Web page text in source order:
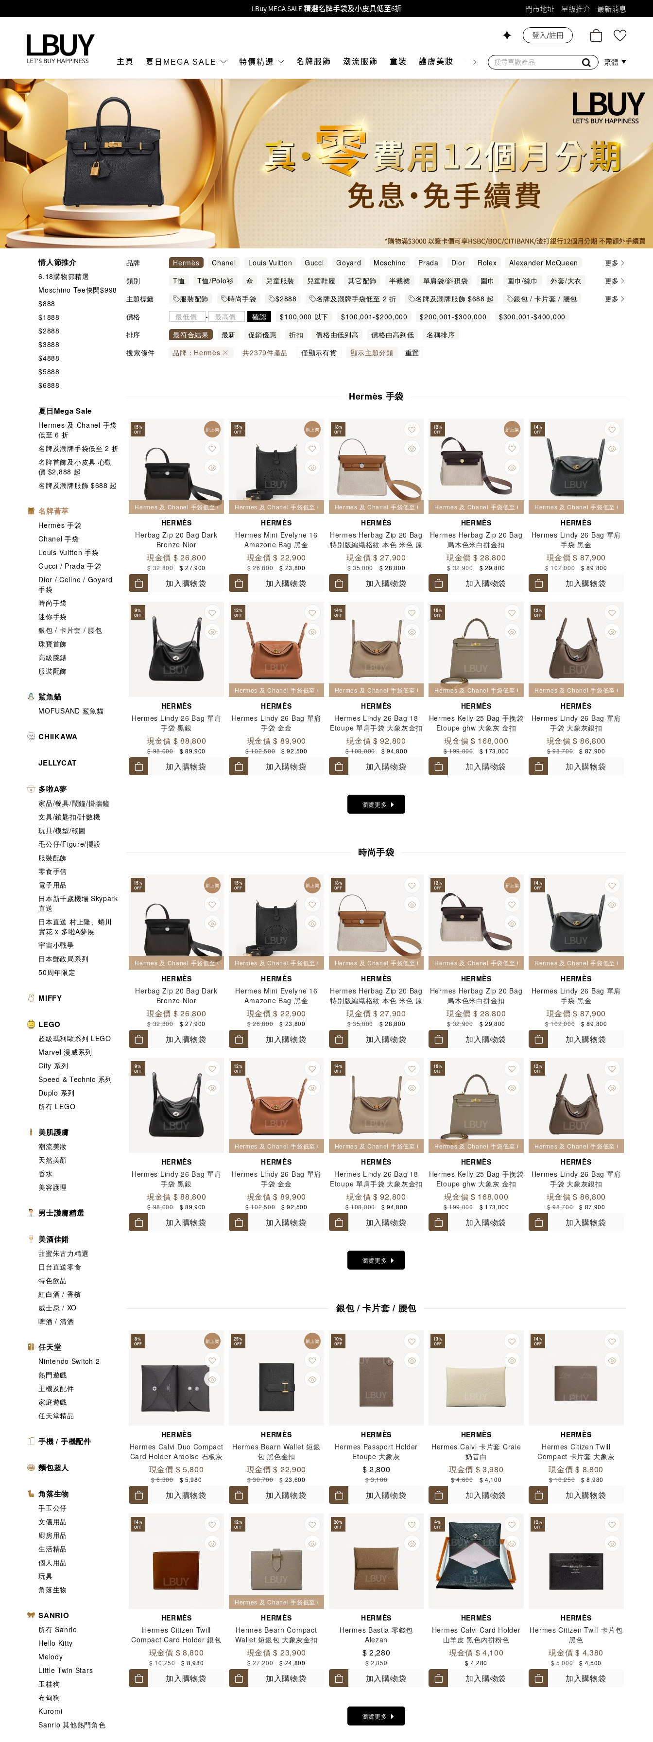
Goyard Hobo / Hobo Mini人氣限量特別版限時原價低至75折!
MOKO 1樓175號鋪旗艦店特設名牌Hermès、CHANEL及LV專區！
重要通告：銀行轉帳及轉數快付款注意事項
購物滿HKD500即享免運費！
LBuy獲香港知識產權署頒發2026《正版正貨承諾》商標
LBuy MEGA SALE 精選名牌手袋及小皮具低至6折
門市地址 星級推介 最新消息
主頁 夏日MEGA SALE 特價精選 名牌服飾 潮流服飾 童裝 護膚美妝 香水香薰 個人護理 母嬰護理 遊戲及精品
登入/註冊
繁體
情人節推介
6.18購物節精選
Moschino Tee快閃$998
$888
$1888
$2888
$3888
$4888
$5888
$6888
夏日Mega Sale
Hermes 及 Chanel 手袋
低至 6 折
名牌及潮牌手袋低至 2 折
名牌首飾及小皮具 心動
價 $2,888 起
名牌及潮牌服飾 $688 起
名牌薈萃
Hermès 手袋
Chanel 手袋
Louis Vuitton 手袋
Gucci / Prada 手袋
Dior / Celine / Goyard
手袋
時尚手袋
迷你手袋
銀包 / 卡片套 / 腰包
珠寶首飾
高級腕錶
服裝配飾
鯊魚貓
MOFUSAND 鯊魚貓
CHIIKAWA
JELLYCAT
多啦A夢
家品/餐具/鬧鐘/掛牆鐘
文具/鎖匙扣/計數機
玩具/模型/砌圖
毛公仔/Figure/擺設
服裝配飾
零食手信
電子用品
日本新千歲機場 Skypark
直送
日本直送 村上隆、蜷川
實花 x 多啦A夢展
宇宙小戰爭
日本郵政局系列
50周年限定
MIFFY
LEGO
超級瑪利歐系列 LEGO
Marvel 漫威系列
City 系列
Speed & Technic 系列
Duplo 系列
所有 LEGO
美肌護膚
潮流美妝
天然美顏
香水
美容護理
男士護膚精選
美酒佳餚
甜蜜朱古力精選
日台直送零食
特色飲品
紅白酒 / 香檳
威士忌 / XO
啤酒 / 清酒
任天堂
Nintendo Switch 2
熱門遊戲
主機及配件
家庭遊戲
任天堂精品
手機 / 手機配件
麵包超人
角落生物
手玉公仔
文儀用品
廚房用品
生活精品
個人用品
玩具
角落生物
SANRIO
所有 Sanrio
Hello Kitty
Melody
Little Twin Stars
玉桂狗
布甸狗
Kuromi
Sanrio 其他熱門角色
品牌 Hermès Chanel Louis Vuitton Gucci Goyard Moschino Prada Dior Rolex
Alexander McQueen
Alexander Wang
Ami Paris Balenciaga Balmain Bao Bao Issey Miyake Bottega Veneta
Burberry
Bvlgari
Cartier CELINE Delvaux Diesel Fendi Givenchy Grand Seiko IWC
Kenzo
LANVIN
Loewe Max Mara
Valentino
Van Cleef & Arpels
更多
類別
T恤 T恤/Polo衫 傘 兒童服裝 兒童鞋履 其它配飾 半截裙 單肩袋/斜孭袋 圍巾 圍巾/絲巾
外套/大衣
嬰兒服裝
小皮具 帽 戒指 手拿包 手提袋 手鈪/手鏈 手鐲/手鏈 旅行箱/旅行袋 生活用品 皮帶
眼鏡
羽絨服/棉服
耳環 背囊 背心/吊帶/馬甲 背心/馬甲 衛衣 襪 西裝 購物袋
連衣裙
針織衫/開衫
更多
主題標籤
服裝配飾 時尚手袋 $2888 名牌及潮牌手袋低至 2 折 名牌及潮牌服飾 $688 起
銀包 / 卡片套 / 腰包
$4888
名牌首飾及小皮具 心動價 $2,888 起 $888 名牌服飾 $1888 $6888 $5888
珠寶首飾
高級腕錶
Dior / Celine / Goyard 手袋 Hermes 及 Chanel 手袋低至 6 折
更多
價格
- 確認 $100,000 以下 $100,001-$200,000 $200,001-$300,000
$300,001-$400,000
排序 最符合結果 最新 促銷優惠 折扣 價格由低到高 價格由高到低
名稱排序
搜索條件
品牌： Hermès 共2379件產品 僅顯示有貨 顯示主題分類 重置
Hermès 手袋
15%
OFF
新上架
Hermes 及 Chanel 手袋低至 6 折
HERMÈS
Herbag Zip 20 Bag Dark
Bronze Nior
現金價 $ 26,800
$ 32,800 $ 27,900
加入購物袋
15%
OFF
新上架
Hermes 及 Chanel 手袋低至 6 折
HERMÈS
Hermes Mini Evelyne 16
Amazone Bag 黑金
現金價 $ 22,900
$ 26,800 $ 23,800
加入購物袋
18%
OFF
Hermes 及 Chanel 手袋低至 6 折
HERMÈS
Hermes Herbag Zip 20 Bag
特別版編織格紋 本色 米色 原
色 銀扣
現金價 $ 27,900
$ 35,000 $ 28,800
加入購物袋
12%
OFF
新上架
Hermes 及 Chanel 手袋低至 6 折
HERMÈS
Hermes Herbag Zip 20 Bag
烏木色米白拼金扣
現金價 $ 28,800
$ 32,900 $ 29,800
加入購物袋
14%
OFF
Hermes 及 Chanel 手袋低至 6 折
HERMÈS
Hermes Lindy 26 Bag 單肩
手袋 黑金
現金價 $ 87,900
$ 102,000 $ 89,800
加入購物袋
9%
OFF
HERMÈS
Hermes Lindy 26 Bag 單肩
手袋 黑銀
現金價 $ 88,800
$ 98,000 $ 89,900
加入購物袋
12%
OFF
Hermes 及 Chanel 手袋低至 6 折
HERMÈS
Hermes Lindy 26 Bag 單肩
手袋 金金
現金價 $ 89,900
$ 102,500 $ 92,500
加入購物袋
14%
OFF
Hermes 及 Chanel 手袋低至 6 折
HERMÈS
Hermes Lindy 26 Bag 18
Etoupe 單肩手袋 大象灰金扣
現金價 $ 92,800
$ 108,000 $ 94,800
加入購物袋
16%
OFF
Hermes 及 Chanel 手袋低至 6 折
HERMÈS
Hermes Kelly 25 Bag 手挽袋
Etoupe ghw 大象灰 金扣
現金價 $ 168,000
$ 199,000 $ 173,000
加入購物袋
12%
OFF
Hermes 及 Chanel 手袋低至 6 折
HERMÈS
Hermes Lindy 26 Bag 單肩
手袋 大象灰銀扣
現金價 $ 86,800
$ 98,700 $ 87,900
加入購物袋
瀏覽更多
時尚手袋
15%
OFF
新上架
Hermes 及 Chanel 手袋低至 6 折
HERMÈS
Herbag Zip 20 Bag Dark
Bronze Nior
現金價 $ 26,800
$ 32,800 $ 27,900
加入購物袋
15%
OFF
新上架
Hermes 及 Chanel 手袋低至 6 折
HERMÈS
Hermes Mini Evelyne 16
Amazone Bag 黑金
現金價 $ 22,900
$ 26,800 $ 23,800
加入購物袋
18%
OFF
Hermes 及 Chanel 手袋低至 6 折
HERMÈS
Hermes Herbag Zip 20 Bag
特別版編織格紋 本色 米色 原
色 銀扣
現金價 $ 27,900
$ 35,000 $ 28,800
加入購物袋
12%
OFF
新上架
Hermes 及 Chanel 手袋低至 6 折
HERMÈS
Hermes Herbag Zip 20 Bag
烏木色米白拼金扣
現金價 $ 28,800
$ 32,900 $ 29,800
加入購物袋
14%
OFF
Hermes 及 Chanel 手袋低至 6 折
HERMÈS
Hermes Lindy 26 Bag 單肩
手袋 黑金
現金價 $ 87,900
$ 102,000 $ 89,800
加入購物袋
9%
OFF
HERMÈS
Hermes Lindy 26 Bag 單肩
手袋 黑銀
現金價 $ 88,800
$ 98,000 $ 89,900
加入購物袋
12%
OFF
Hermes 及 Chanel 手袋低至 6 折
HERMÈS
Hermes Lindy 26 Bag 單肩
手袋 金金
現金價 $ 89,900
$ 102,500 $ 92,500
加入購物袋
14%
OFF
Hermes 及 Chanel 手袋低至 6 折
HERMÈS
Hermes Lindy 26 Bag 18
Etoupe 單肩手袋 大象灰金扣
現金價 $ 92,800
$ 108,000 $ 94,800
加入購物袋
16%
OFF
Hermes 及 Chanel 手袋低至 6 折
HERMÈS
Hermes Kelly 25 Bag 手挽袋
Etoupe ghw 大象灰 金扣
現金價 $ 168,000
$ 199,000 $ 173,000
加入購物袋
12%
OFF
Hermes 及 Chanel 手袋低至 6 折
HERMÈS
Hermes Lindy 26 Bag 單肩
手袋 大象灰銀扣
現金價 $ 86,800
$ 98,700 $ 87,900
加入購物袋
瀏覽更多
銀包 / 卡片套 / 腰包
8%
OFF
新上架
HERMÈS
Hermes Calvi Duo Compact
Card Holder Ardoise 石板灰
現金價 $ 5,800
$ 6,300 $ 5,980
加入購物袋
25%
OFF
新上架
HERMÈS
Hermes Bearn Wallet 短銀
包 黑色金扣
現金價 $ 22,900
$ 30,700 $ 23,600
加入購物袋
10%
OFF
HERMÈS
Hermes Passport Holder
Etoupe 大象灰
$ 2,800
$ 3,100
加入購物袋
13%
OFF
HERMÈS
Hermes Calvi 卡片套 Craie
奶昔白
現金價 $ 3,980
$ 4,600 $ 4,100
加入購物袋
14%
OFF
HERMÈS
Hermes Citizen Twill
Compact 卡片套 大象灰
現金價 $ 8,800
$ 10,250 $ 8,980
加入購物袋
14%
OFF
HERMÈS
Hermes Citizen Twill
Compact Card Holder 銀包
金棕色
現金價 $ 8,800
$ 10,250 $ 8,980
加入購物袋
12%
OFF
Hermes 及 Chanel 手袋低至 6 折
HERMÈS
Hermes Bearn Compact
Wallet 短銀包 大象灰金扣
現金價 $ 23,900
$ 27,200 $ 24,800
加入購物袋
20%
OFF
HERMÈS
Hermes Bastia 零錢包
Alezan
$ 2,280
$ 2,850
加入購物袋
4%
OFF
HERMÈS
Hermes Calvi Card Holder
山羊皮 黑色內拼粉色
現金價 $ 4,100
$ 4,280
加入購物袋
12%
OFF
HERMÈS
Hermes Citizen Twill 卡片包
黑色
現金價 $ 4,380
$ 5,000 $ 4,500
加入購物袋
瀏覽更多